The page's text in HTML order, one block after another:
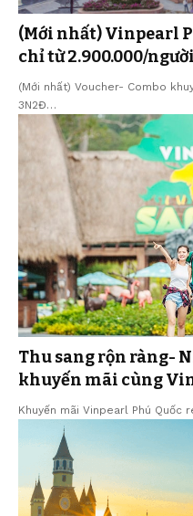
(Mới nhất) Vinpearl
chỉ từ 2.900.000/người
(Mới nhất) Voucher- Combo
3N2Đ…
Thu sang rộn ràng-
khuyến mãi cùng
Khuyến mãi Vinpearl Phú Quốc